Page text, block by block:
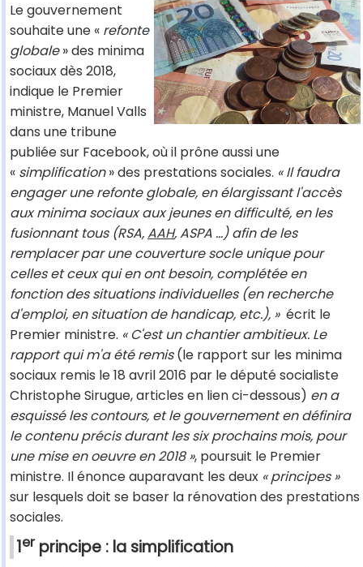
Le gouvernement
souhaite une « refonte
globale» des minima
sociaux dès 2018,
indique le Premier
ministre, Manuel Valls
dans une tribune
publiée sur Facebook, où il prône aussi une
« simplification» des prestations sociales. « Il faudra
engager une refonte globale, en élargissant l'accès
aux minima sociaux aux jeunes en difficulté, en les
fusionnant tous (RSA,AAH, ASPA ...) afin de les
remplacer par une couverture socle unique pour
celles et ceux qui en ont besoin, complétée en
fonction des situations individuelles (en recherche
d'emploi, en situation de handicap, etc.), »écrit le
Premier ministre. « C'est un chantier ambitieux. Le
rapport qui m'a été remis(le rapport sur les minima
sociaux remis le 18 avril 2016 par le député socialiste
Christophe Sirugue, articles en lien ci-dessous) en a
esquissé les contours, et le gouvernement en définira
le contenu précis durant les six prochains mois, pour
une mise en oeuvre en 2018 », poursuit le Premier
ministre. Il énonce auparavant les deux « principes »
sur lesquels doit se baser la rénovation des prestations
sociales.
1erprincipe : la simplification